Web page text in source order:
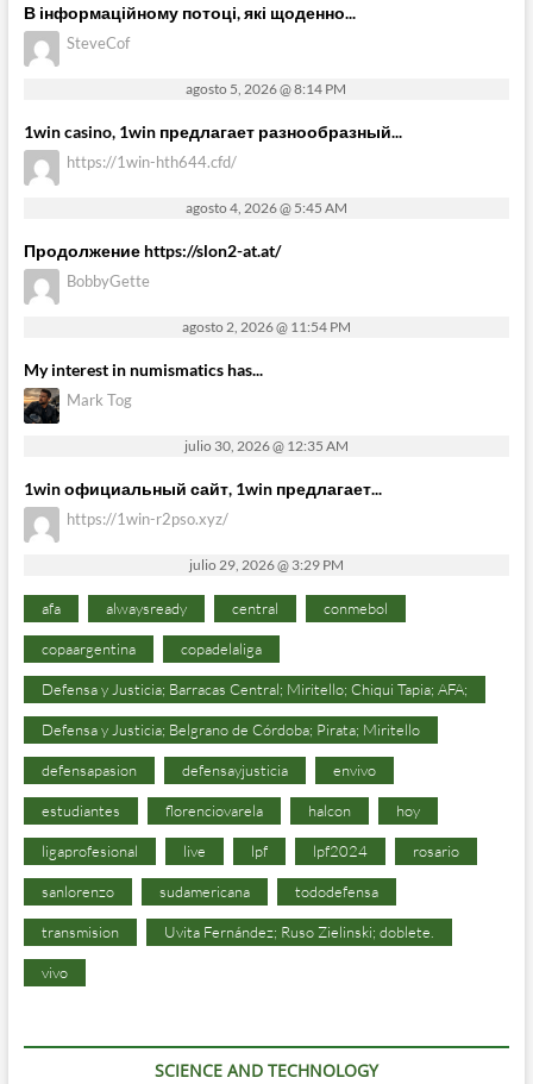
В інформаційному потоці, які щоденно...
SteveCof
agosto 5, 2026 @ 8:14 PM
1win casino, 1win предлагает разнообразный...
https://1win-hth644.cfd/
agosto 4, 2026 @ 5:45 AM
Продолжение https://slon2-at.at/
BobbyGette
agosto 2, 2026 @ 11:54 PM
My interest in numismatics has...
Mark Tog
julio 30, 2026 @ 12:35 AM
1win официальный сайт, 1win предлагает...
https://1win-r2pso.xyz/
julio 29, 2026 @ 3:29 PM
afa alwaysready central conmebol
copaargentina copadelaliga
Defensa y Justicia; Barracas Central; Miritello; Chiqui Tapia; AFA;
Defensa y Justicia; Belgrano de Córdoba; Pirata; Miritello
defensapasion defensayjusticia envivo
estudiantes florenciovarela halcon hoy
ligaprofesional live lpf lpf2024 rosario
sanlorenzo sudamericana tododefensa
transmision Uvita Fernández; Ruso Zielinski; doblete.
vivo
SCIENCE AND TECHNOLOGY